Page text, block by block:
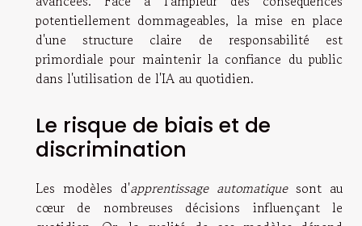
potentiellement dommageables, la mise en place
d'une structure claire de responsabilité est
primordiale pour maintenir la confiance du public
dans l'utilisation de l'IA au quotidien.
Le risque de biais et de
discrimination
Les modèles d'apprentissage automatiquesont au
cœur de nombreuses décisions influençant le